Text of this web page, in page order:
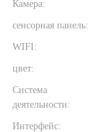
Камера:
сенсорная панель:
WIFI:
цвет:
Система
деятельности:
Интерфейс: